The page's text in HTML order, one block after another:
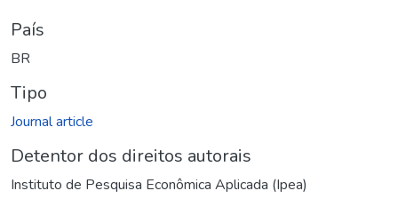
País
BR
Tipo
Journal article
Detentor dos direitos autorais
Instituto de Pesquisa Econômica Aplicada (Ipea)